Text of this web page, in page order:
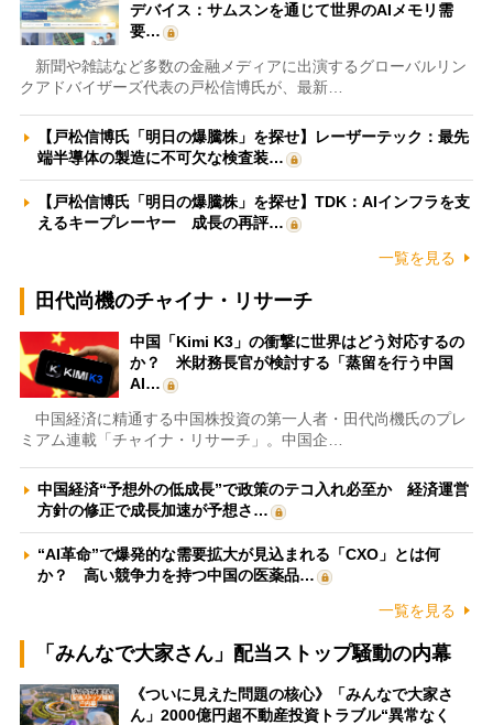
デバイス：サムスンを通じて世界のAIメモリ需
要…
新聞や雑誌など多数の金融メディアに出演するグローバルリン
クアドバイザーズ代表の戸松信博氏が、最新…
【戸松信博氏「明日の爆騰株」を探せ】レーザーテック：最先
端半導体の製造に不可欠な検査装…
【戸松信博氏「明日の爆騰株」を探せ】TDK：AIインフラを支
えるキープレーヤー 成長の再評…
一覧を見る
田代尚機のチャイナ・リサーチ
中国「Kimi K3」の衝撃に世界はどう対応するの
か？ 米財務長官が検討する「蒸留を行う中国
AI…
中国経済に精通する中国株投資の第一人者・田代尚機氏のプレ
ミアム連載「チャイナ・リサーチ」。中国企…
中国経済“予想外の低成長”で政策のテコ入れ必至か 経済運営
方針の修正で成長加速が予想さ…
“AI革命”で爆発的な需要拡大が見込まれる「CXO」とは何
か？ 高い競争力を持つ中国の医薬品…
一覧を見る
「みんなで大家さん」配当ストップ騒動の内幕
《ついに見えた問題の核心》「みんなで大家さ
ん」2000億円超不動産投資トラブル“異常なく